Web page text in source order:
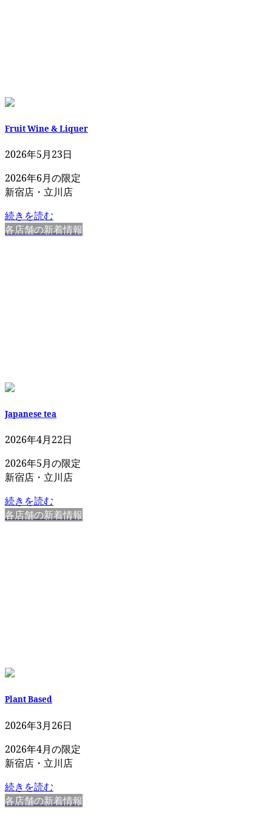
Fruit Wine & Liquer
2026年5月23日
2026年6月の限定
新宿店・立川店
続きを読む
各店舗の新着情報
Japanese tea
2026年4月22日
2026年5月の限定
新宿店・立川店
続きを読む
各店舗の新着情報
Plant Based
2026年3月26日
2026年4月の限定
新宿店・立川店
続きを読む
各店舗の新着情報